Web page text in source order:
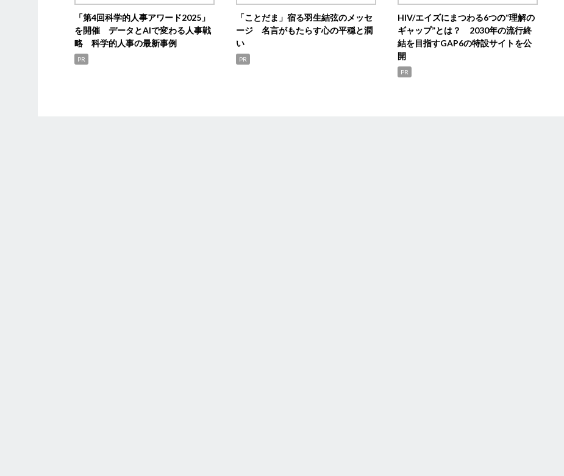
「第4回科学的人事アワード2025」
を開催 データとAIで変わる人事戦
略 科学的人事の最新事例
PR
「ことだま」宿る羽生結弦のメッセ
ージ 名言がもたらす心の平穏と潤
い
PR
HIV/エイズにまつわる6つの“理解の
ギャップ”とは？ 2030年の流行終
結を目指すGAP6の特設サイトを公
開
PR